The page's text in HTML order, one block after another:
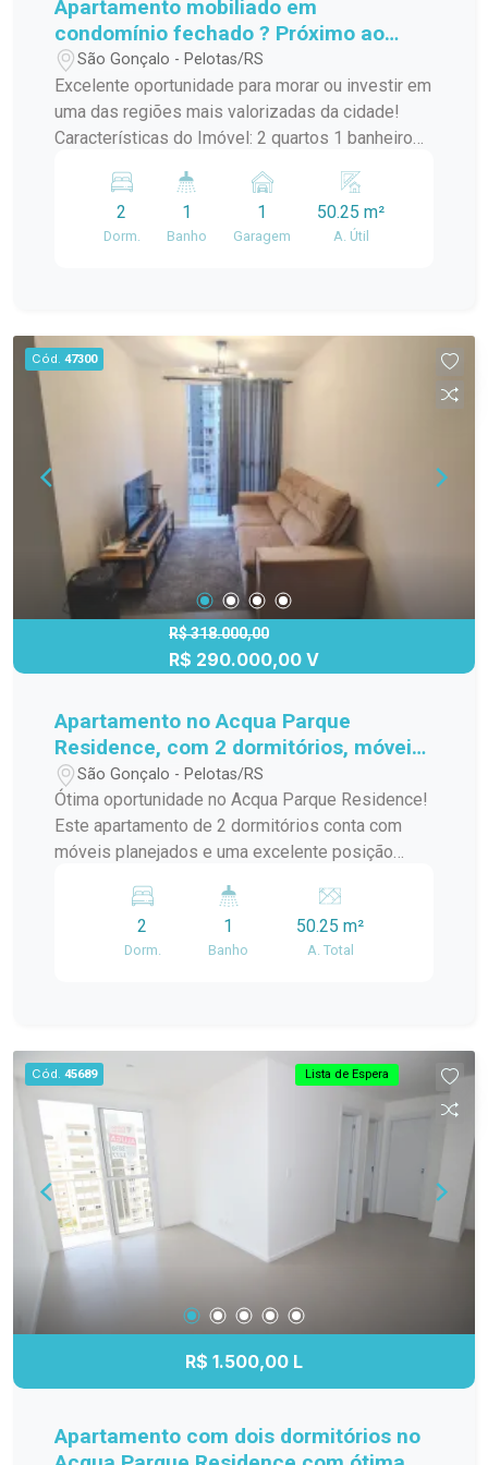
Apartamento mobiliado em
condomínio fechado ? Próximo ao
Parque Una e Shopping Pelotas!
São Gonçalo - Pelotas/RS
Excelente oportunidade para morar ou investir em
uma das regiões mais valorizadas da cidade!
Características do Imóvel: 2 quartos 1 banheiro
Ambientes totalmente mobiliados com móveis
planejados Preparado para Airbnb, incluindo
fechadura eletrônica na porta Diferenciais do
Pelotas Ideal para morar ou obter renda com
locação de curta duração. Agende sua visita e
conheça seu novo investimento!
2
Dorm.
1
Banho
1
Garagem
50.25 m²
A. Útil
Cód. 47300
R$ 318.000,00
R$ 290.000,00 V
Apartamento no Acqua Parque
Residence, com 2 dormitórios, móveis
planejados e excelente posição solar.
São Gonçalo - Pelotas/RS
Ótima oportunidade no Acqua Parque Residence!
Este apartamento de 2 dormitórios conta com
móveis planejados e uma excelente posição
térmico ao longo do dia. Ideal para quem busca
um lar aconchegante em um condomínio moderno
e bem estruturado. Sala de estar e jantar
edifício garagem Entre em contato conosco para
mais informações e agende sua visita.
2
Dorm.
1
Banho
50.25 m²
A. Total
Lista de Espera
Cód. 45689
R$ 1.500,00 L
Apartamento com dois dormitórios no